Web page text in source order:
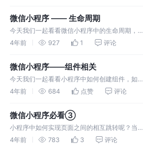
微信小程序 —— 生命周期
今天我们一起看看微信小程序中的生命周期，都
有哪些生命周期函数，来聊一聊其从触发时机及
4年前 927 1 评论
微信小程序——组件相关
今天我们一起看看小程序中如何创建组件，如何
使用组件？再来看一看组件和页面的区别，最后
4年前 684 点赞 评论
微信小程序必看③
小程序中如何实现页面之间的相互跳转呢？当数
据较多的时候，又如何实现加载更多的效果呢，
4年前 783 3 评论